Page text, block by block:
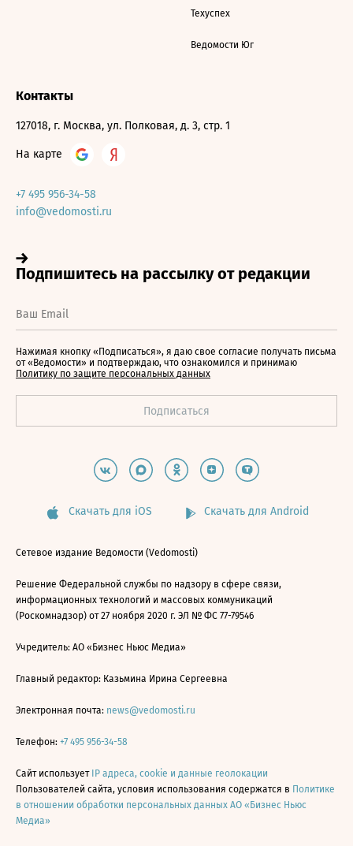
Техуспех
Ведомости Юг
Контакты
127018, г. Москва, ул. Полковая, д. 3, стр. 1
На карте
+7 495 956-34-58
info@vedomosti.ru
Нажимая кнопку «Подписаться», я даю свое согласие получать письма
от «Ведомости» и подтверждаю, что ознакомился и принимаю
Политику по защите персональных данных
Скачать для iOS Скачать для Android
Сетевое издание Ведомости (Vedomosti)
Решение Федеральной службы по надзору в сфере связи,
информационных технологий и массовых коммуникаций
(Роскомнадзор) от 27 ноября 2020 г. ЭЛ № ФС 77-79546
Учредитель: АО «Бизнес Ньюс Медиа»
Главный редактор: Казьмина Ирина Сергеевна
Электронная почта: news@vedomosti.ru
Телефон: +7 495 956-34-58
Сайт использует IP адреса, cookie и данные геолокации
Пользователей сайта, условия использования содержатся в Политике
в отношении обработки персональных данных АО «Бизнес Ньюс
Медиа»